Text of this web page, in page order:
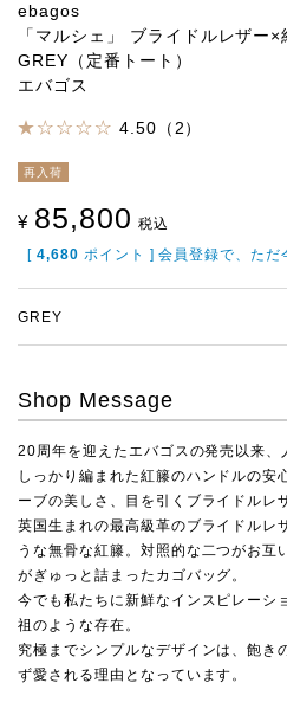
ebagos
「マルシェ」 ブライドルレザー×
GREY（定番トート）
エバゴス
4.50（2）
再入荷
¥ 85,800 税込
[ 4,680 ポイント ] 会員登録で、ただ
GREY
Shop Message
20周年を迎えたエバゴスの発売以来、
しっかり編まれた紅籐のハンドルの安
ーブの美しさ、目を引くブライドルレ
英国生まれの最高級革のブライドルレ
うな無骨な紅籐。対照的な二つがお互
がぎゅっと詰まったカゴバッグ。
今でも私たちに新鮮なインスピレーシ
祖のような存在。
究極までシンプルなデザインは、飽き
ず愛される理由となっています。